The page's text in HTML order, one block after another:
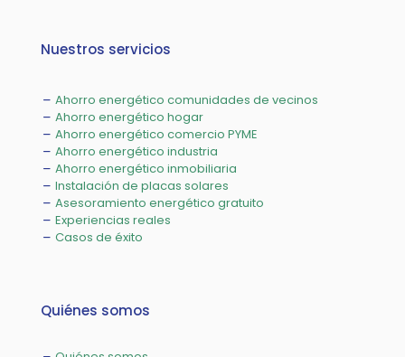
Nuestros servicios
Ahorro energético comunidades de vecinos
Ahorro energético hogar
Ahorro energético comercio PYME
Ahorro energético industria
Ahorro energético inmobiliaria
Instalación de placas solares
Asesoramiento energético gratuito
Experiencias reales
Casos de éxito
Quiénes somos